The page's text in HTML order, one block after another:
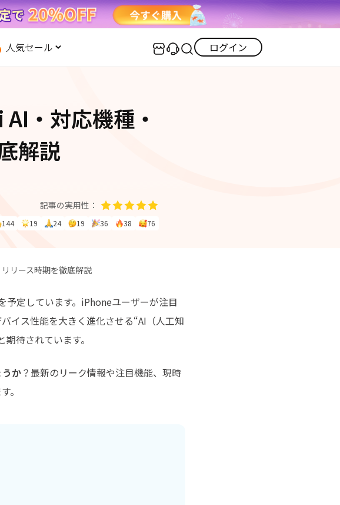
復元
ータ復元
·iOS 27ダウングレード
iPhoneデータ復元 iOS不具合修復
LINEデータ復元
iCloudデータ復元
iOS 26活用法
実用ガイド
最も実践的な詳細チュートリアルをご提供
人気セール ログイン
・対応機種・
解説
記事の実用性：
144 19 24 19 36 38 76
リース時期を徹底解説
予定しています。iPhoneユーザーが注目
イス性能を大きく進化させる“AI（人工知
待されています。
か？最新のリーク情報や注目機能、現時
。